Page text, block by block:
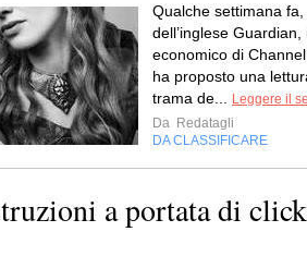
Qualche settimana
dell’inglese
economico di
ha proposto una
trama de...
Leggere il
Da Redatagli
DA CLASSIFICARE
a portata di